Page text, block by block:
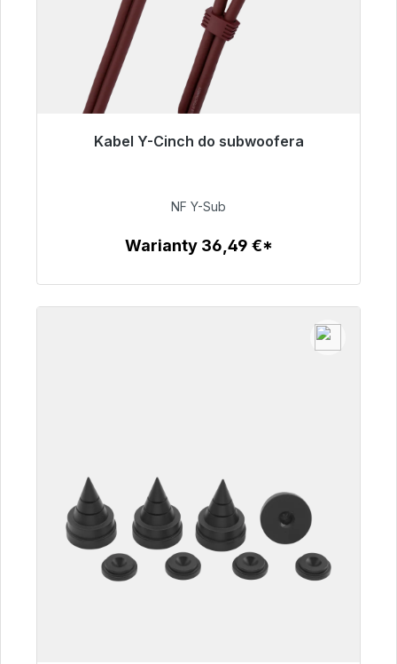
Kabel Y-Cinch do subwoofera
Gotowy do natychmiastowej wysyłki, czas
50,99 €
NF Y-Sub
Warianty 36,49 €*